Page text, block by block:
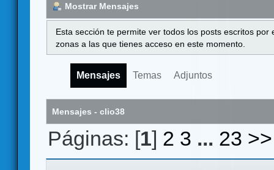
Mostrar Mensajes
Esta sección te permite ver todos los posts escritos
zonas a las que tienes acceso en este momento.
Mensajes Temas Adjuntos
Mensajes - clio38
Páginas: [1] 2 3 ... 23 >>